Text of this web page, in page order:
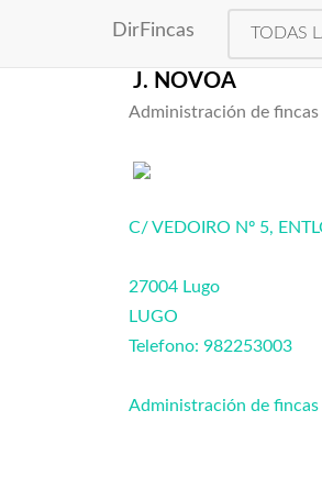
DirFincas
Directorio
J. NOVOA
Administración de
C/ VEDOIRO Nº 5,
27004 Lugo
LUGO
Telefono: 982253003
Administración de fincas